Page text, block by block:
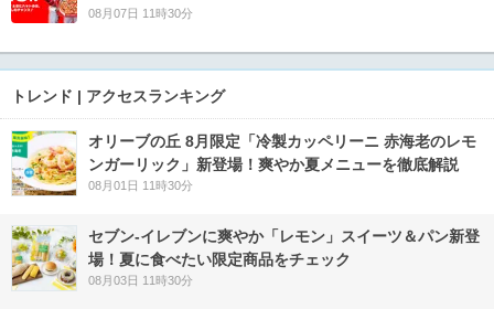
08月07日 11時30分
トレンド | アクセスランキング
オリーブの丘 8月限定「冷製カッペリーニ 赤海老のレモ
ンガーリック」新登場！爽やか夏メニューを徹底解説
08月01日 11時30分
セブン‐イレブンに爽やか「レモン」スイーツ＆パン新登
場！夏に食べたい限定商品をチェック
08月03日 11時30分